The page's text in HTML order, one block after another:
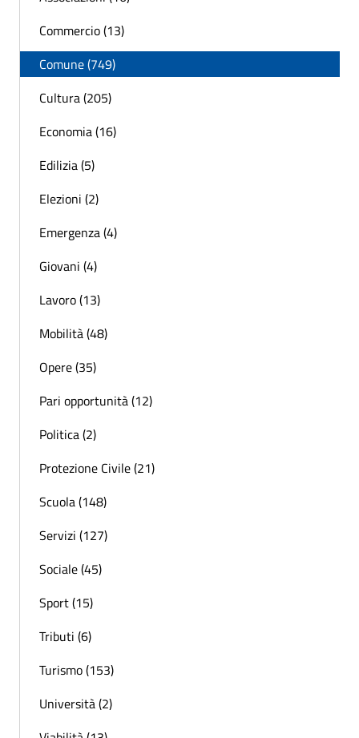
Commercio (13)
Comune (749)
Cultura (205)
Economia (16)
Edilizia (5)
Elezioni (2)
Emergenza (4)
Giovani (4)
Lavoro (13)
Mobilità (48)
Opere (35)
Pari opportunità (12)
Politica (2)
Protezione Civile (21)
Scuola (148)
Servizi (127)
Sociale (45)
Sport (15)
Tributi (6)
Turismo (153)
Università (2)